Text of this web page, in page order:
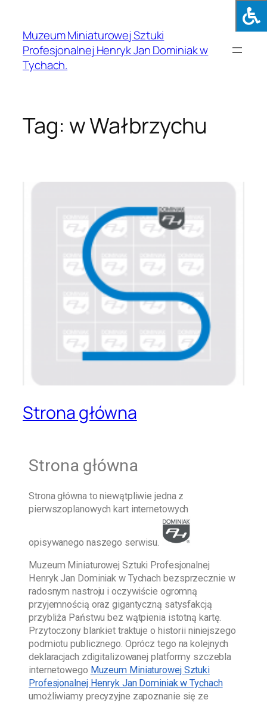
Muzeum Miniaturowej Sztuki
Profesjonalnej Henryk Jan Dominiak w
Tychach.
Tag: w Wałbrzychu
Strona główna
Strona główna
Strona głównato niewątpliwie jedna z
pierwszoplanowych kart internetowych
opisywanego naszego serwisu.
Muzeum Miniaturowej Sztuki Profesjonalnej
Henryk Jan Dominiak w Tychach bezsprzecznie w
radosnym nastroju i oczywiście ogromną
przyjemnością oraz gigantyczną satysfakcją
przybliża Państwu bez wątpienia istotną kartę.
Przytoczony blankiet traktuje o historii niniejszego
podmiotu publicznego. Oprócz tego na kolejnych
deklaracjach zdigitalizowanej platformy szczebla
internetowego Muzeum Miniaturowej Sztuki
Profesjonalnej Henryk Jan Dominiak w Tychach
umożliwiamy precyzyjne zapoznanie się ze